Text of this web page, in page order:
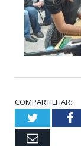
COMPARTILHAR:
Twitter
Email